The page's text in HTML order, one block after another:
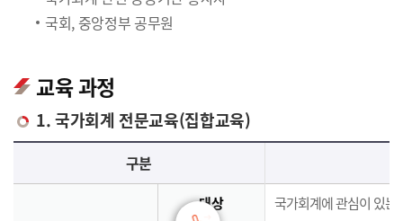
국회, 중앙정부 공무원
교육 과정
1. 국가회계 전문교육(집합교육)
국가회계 전문교육(집합교육)에 대한 안내 표로 국가회계이론, 국가회계실무, 재무결산실무로 구분되며 이에 해당하는 내용으로 구성되어 있습니다.
구분
대상 국가회계에 관심이 있는